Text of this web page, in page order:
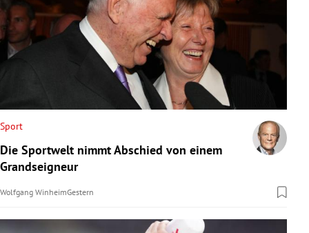
Sport
Die Sportwelt nimmt Abschied von einem
Grandseigneur
Wolfgang WinheimGestern